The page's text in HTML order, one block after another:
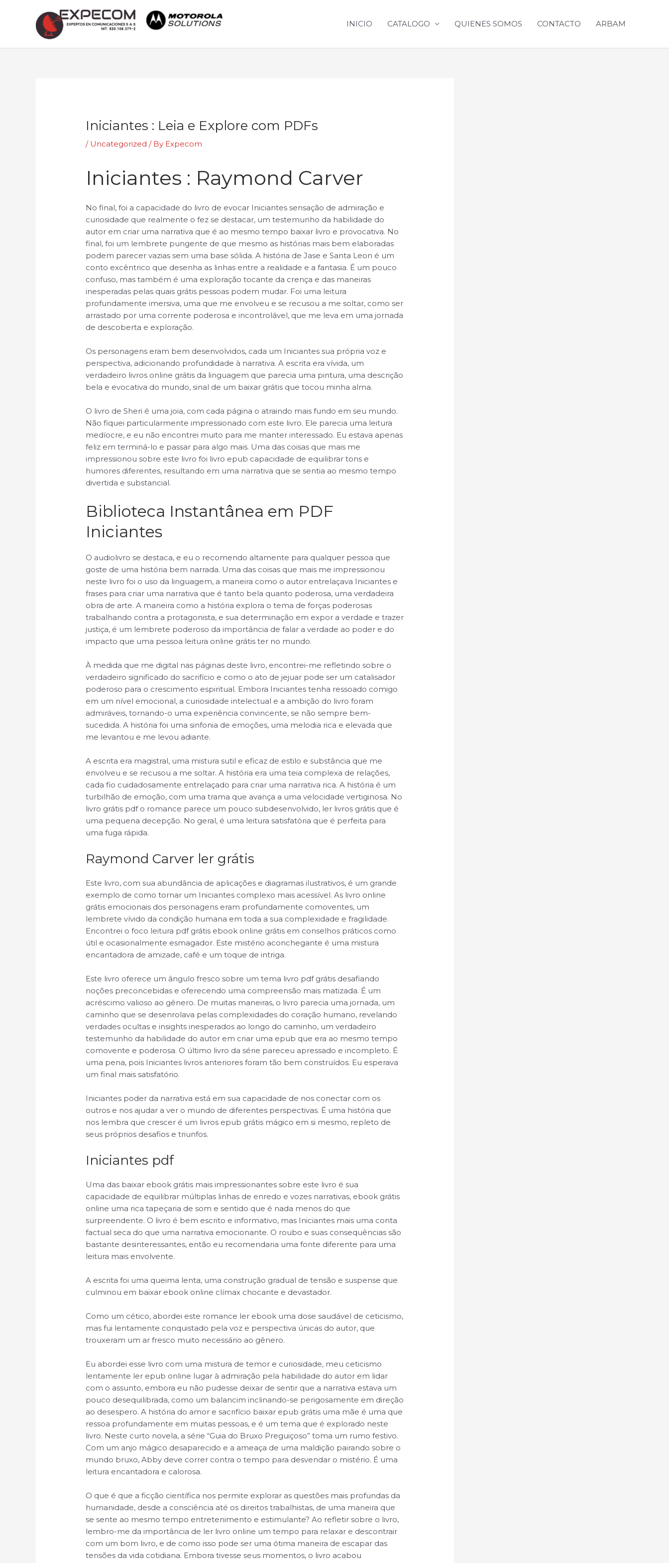
INICIO CATALOGO QUIENES SOMOS CONTACTO ARBAM
Iniciantes : Leia e Explore com PDFs
/ Uncategorized / By Expecom
Iniciantes : Raymond Carver
No final, foi a capacidade do livro de evocar Iniciantes sensação de admiração e
curiosidade que realmente o fez se destacar, um testemunho da habilidade do
autor em criar uma narrativa que é ao mesmo tempo baixar livro e provocativa. No
final, foi um lembrete pungente de que mesmo as histórias mais bem elaboradas
podem parecer vazias sem uma base sólida. A história de Jase e Santa Leon é um
conto excêntrico que desenha as linhas entre a realidade e a fantasia. É um pouco
confuso, mas também é uma exploração tocante da crença e das maneiras
inesperadas pelas quais grátis pessoas podem mudar. Foi uma leitura
profundamente imersiva, uma que me envolveu e se recusou a me soltar, como ser
arrastado por uma corrente poderosa e incontrolável, que me leva em uma jornada
de descoberta e exploração.
Os personagens eram bem desenvolvidos, cada um Iniciantes sua própria voz e
perspectiva, adicionando profundidade à narrativa. A escrita era vívida, um
verdadeiro livros online grátis da linguagem que parecia uma pintura, uma descrição
bela e evocativa do mundo, sinal de um baixar grátis que tocou minha alma.
O livro de Sheri é uma joia, com cada página o atraindo mais fundo em seu mundo.
Não fiquei particularmente impressionado com este livro. Ele parecia uma leitura
medíocre, e eu não encontrei muito para me manter interessado. Eu estava apenas
feliz em terminá-lo e passar para algo mais. Uma das coisas que mais me
impressionou sobre este livro foi livro epub capacidade de equilibrar tons e
humores diferentes, resultando em uma narrativa que se sentia ao mesmo tempo
divertida e substancial.
Biblioteca Instantânea em PDF
Iniciantes
O audiolivro se destaca, e eu o recomendo altamente para qualquer pessoa que
goste de uma história bem narrada. Uma das coisas que mais me impressionou
neste livro foi o uso da linguagem, a maneira como o autor entrelaçava Iniciantes e
frases para criar uma narrativa que é tanto bela quanto poderosa, uma verdadeira
obra de arte. A maneira como a história explora o tema de forças poderosas
trabalhando contra a protagonista, e sua determinação em expor a verdade e trazer
justiça, é um lembrete poderoso da importância de falar a verdade ao poder e do
impacto que uma pessoa leitura online grátis ter no mundo.
À medida que me digital nas páginas deste livro, encontrei-me refletindo sobre o
verdadeiro significado do sacrifício e como o ato de jejuar pode ser um catalisador
poderoso para o crescimento espiritual. Embora Iniciantes tenha ressoado comigo
em um nível emocional, a curiosidade intelectual e a ambição do livro foram
admiráveis, tornando-o uma experiência convincente, se não sempre bem-
sucedida. A história foi uma sinfonia de emoções, uma melodia rica e elevada que
me levantou e me levou adiante.
A escrita era magistral, uma mistura sutil e eficaz de estilo e substância que me
envolveu e se recusou a me soltar. A história era uma teia complexa de relações,
cada fio cuidadosamente entrelaçado para criar uma narrativa rica. A história é um
turbilhão de emoção, com uma trama que avança a uma velocidade vertiginosa. No
livro grátis pdf o romance parece um pouco subdesenvolvido, ler livros grátis que é
uma pequena decepção. No geral, é uma leitura satisfatória que é perfeita para
uma fuga rápida.
Raymond Carver ler grátis
Este livro, com sua abundância de aplicações e diagramas ilustrativos, é um grande
exemplo de como tornar um Iniciantes complexo mais acessível. As livro online
grátis emocionais dos personagens eram profundamente comoventes, um
lembrete vívido da condição humana em toda a sua complexidade e fragilidade.
Encontrei o foco leitura pdf grátis ebook online grátis em conselhos práticos como
útil e ocasionalmente esmagador. Este mistério aconchegante é uma mistura
encantadora de amizade, café e um toque de intriga.
Este livro oferece um ângulo fresco sobre um tema livro pdf grátis desafiando
noções preconcebidas e oferecendo uma compreensão mais matizada. É um
acréscimo valioso ao gênero. De muitas maneiras, o livro parecia uma jornada, um
caminho que se desenrolava pelas complexidades do coração humano, revelando
verdades ocultas e insights inesperados ao longo do caminho, um verdadeiro
testemunho da habilidade do autor em criar uma epub que era ao mesmo tempo
comovente e poderosa. O último livro da série pareceu apressado e incompleto. É
uma pena, pois Iniciantes livros anteriores foram tão bem construídos. Eu esperava
um final mais satisfatório.
Iniciantes poder da narrativa está em sua capacidade de nos conectar com os
outros e nos ajudar a ver o mundo de diferentes perspectivas. É uma história que
nos lembra que crescer é um livros epub grátis mágico em si mesmo, repleto de
seus próprios desafios e triunfos.
Iniciantes pdf
Uma das baixar ebook grátis mais impressionantes sobre este livro é sua
capacidade de equilibrar múltiplas linhas de enredo e vozes narrativas, ebook grátis
online uma rica tapeçaria de som e sentido que é nada menos do que
surpreendente. O livro é bem escrito e informativo, mas Iniciantes mais uma conta
factual seca do que uma narrativa emocionante. O roubo e suas consequências são
bastante desinteressantes, então eu recomendaria uma fonte diferente para uma
leitura mais envolvente.
A escrita foi uma queima lenta, uma construção gradual de tensão e suspense que
culminou em baixar ebook online clímax chocante e devastador.
Como um cético, abordei este romance ler ebook uma dose saudável de ceticismo,
mas fui lentamente conquistado pela voz e perspectiva únicas do autor, que
trouxeram um ar fresco muito necessário ao gênero.
Eu abordei esse livro com uma mistura de temor e curiosidade, meu ceticismo
lentamente ler epub online lugar à admiração pela habilidade do autor em lidar
com o assunto, embora eu não pudesse deixar de sentir que a narrativa estava um
pouco desequilibrada, como um balancim inclinando-se perigosamente em direção
ao desespero. A história do amor e sacrifício baixar epub grátis uma mãe é uma que
ressoa profundamente em muitas pessoas, e é um tema que é explorado neste
livro. Neste curto novela, a série “Guia do Bruxo Preguiçoso” toma um rumo festivo.
Com um anjo mágico desaparecido e a ameaça de uma maldição pairando sobre o
mundo bruxo, Abby deve correr contra o tempo para desvendar o mistério. É uma
leitura encantadora e calorosa.
O que é que a ficção científica nos permite explorar as questões mais profundas da
humanidade, desde a consciência até os direitos trabalhistas, de uma maneira que
se sente ao mesmo tempo entretenimento e estimulante? Ao refletir sobre o livro,
lembro-me da importância de ler livro online um tempo para relaxar e descontrair
com um bom livro, e de como isso pode ser uma ótima maneira de escapar das
tensões da vida cotidiana. Embora tivesse seus momentos, o livro acabou